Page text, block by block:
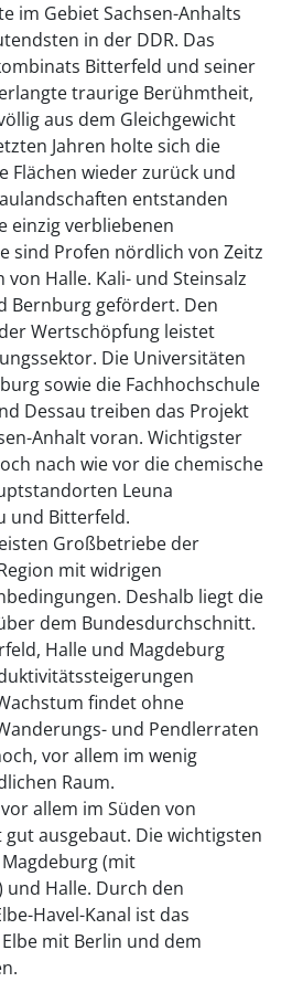
im Gebiet Sachsen-Anhalts
in der DDR. Das
Bitterfeld und seiner
traurige Berühmtheit,
aus dem Gleichgewicht
Jahren holte sich die
Flächen wieder zurück und
entstanden
einzig verbliebenen
sind Profen nördlich von Zeitz
Halle. Kali- und Steinsalz
Bernburg gefördert. Den
Wertschöpfung leistet
Die Universitäten
sowie die Fachhochschule
Dessau treiben das Projekt
Anhalt voran. Wichtigster
nach wie vor die chemische
Leuna
und Bitterfeld.
Großbetriebe der
mit widrigen
Deshalb liegt die
dem Bundesdurchschnitt.
Halle und Magdeburg
findet ohne
und Pendlerraten
vor allem im wenig
Raum.
allem im Süden von
ausgebaut. Die wichtigsten
(mit
Halle. Durch den
Havel-Kanal ist das
mit Berlin und dem